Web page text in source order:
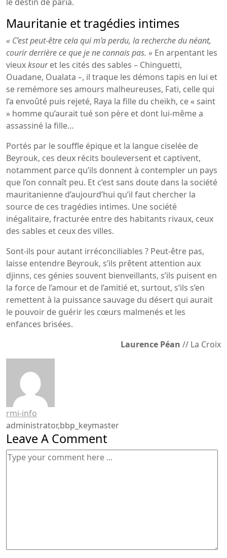
Mauritanie et tragédies intimes
« C’est peut-être cela qui m’a perdu, la recherche du néant,
courir derrière ce que je ne connais pas. » En arpentant les
vieuxksouret les cités des sables – Chinguetti,
Ouadane, Oualata –, il traque les démons tapis en lui et
se remémore ses amours malheureuses, Fati, celle qui
l’a envoûté puis rejeté, Raya la fille du cheikh, ce « saint
» homme qu’aurait tué son père et dont lui-même a
assassiné la fille…
Portés par le souffle épique et la langue ciselée de
Beyrouk, ces deux récits bouleversent et captivent,
notamment parce qu’ils donnent à contempler un pays
que l’on connaît peu. Et c’est sans doute dans la société
mauritanienne d’aujourd’hui qu’il faut chercher la
source de ces tragédies intimes. Une société
inégalitaire, fracturée entre des habitants rivaux, ceux
des sables et ceux des villes.
Sont-ils pour autant irréconciliables ? Peut-être pas,
laisse entendre Beyrouk, s’ils prêtent attention aux
djinns, ces génies souvent bienveillants, s’ils puisent en
la force de l’amour et de l’amitié et, surtout, s’ils s’en
remettent à la puissance sauvage du désert qui aurait
le pouvoir de guérir les cœurs malmenés et les
enfances brisées.
Laurence Péan // La Croix
rmi-info
administrator,bbp_keymaster
Leave A Comment